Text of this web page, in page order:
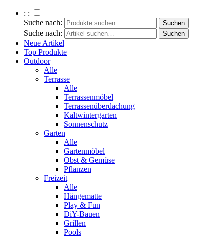
: :
Suche nach:
Suche nach:
Neue Artikel
Top Produkte
Outdoor
Alle
Terrasse
Alle
Terrassenmöbel
Terrassenüberdachung
Kaltwintergarten
Sonnenschutz
Garten
Alle
Gartenmöbel
Obst & Gemüse
Pflanzen
Freizeit
Alle
Hängematte
Play & Fun
DiY-Bauen
Grillen
Pools